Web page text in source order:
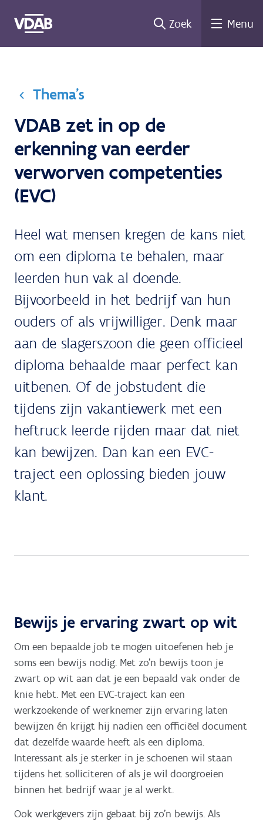
naar
Zoek Menu
Thema's
VDAB zet in op de
erkenning van eerder
verworven competenties
(EVC)
Heel wat mensen kregen de kans niet
om een diploma te behalen, maar
leerden hun vak al doende.
Bijvoorbeeld in het bedrijf van hun
ouders of als vrijwilliger. Denk maar
aan de slagerszoon die geen officieel
diploma behaalde maar perfect kan
uitbenen. Of de jobstudent die
tijdens zijn vakantiewerk met een
heftruck leerde rijden maar dat niet
kan bewijzen. Dan kan een EVC-
traject een oplossing bieden jouw
klant.
Bewijs je ervaring zwart op wit
Om een bepaalde job te mogen uitoefenen heb je
soms een bewijs nodig. Met zo’n bewijs toon je
zwart op wit aan dat je een bepaald vak onder de
knie hebt. Met een EVC-traject kan een
werkzoekende of werknemer zijn ervaring laten
bewijzen én krijgt hij nadien een officiëel document
dat dezelfde waarde heeft als een diploma.
Interessant als je sterker in je schoenen wil staan
tijdens het solliciteren of als je wil doorgroeien
binnen het bedrijf waar je al werkt.
Ook werkgevers zijn gebaat bij zo’n bewijs. Als